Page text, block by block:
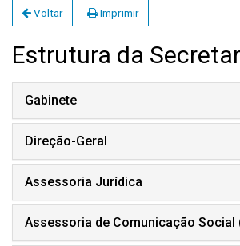
menu
para
busca
Voltar Imprimir
Estrutura da
Gabinete
Direção-Geral
Assessoria Jurídica
Assessoria de Comunicação Social